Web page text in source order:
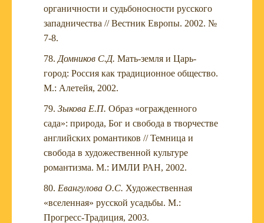
органичности и судьбоносности русского
западничества // Вестник Европы. 2002. №
7-8.
Домников С.Д. Мать-земля и Царь-
город: Россия как традиционное общество.
М.: Алетейя, 2002.
Зыкова Е.П. Образ «огражденного
сада»: природа, Бог и свобода в творчестве
английских романтиков // Темница и
свобода в художественной культуре
романтизма. М.: ИМЛИ РАН, 2002.
Евангулова О.С. Художественная
«вселенная» русской усадьбы. М.:
Прогресс-Традиция, 2003.